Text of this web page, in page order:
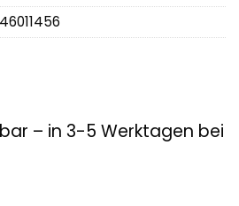
– in 3-5 Werktagen bei